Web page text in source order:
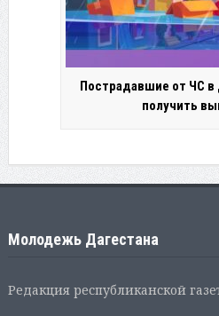
Пострадавшие от ЧС в
получить
Молодежь Дагестана
Редакция республиканской